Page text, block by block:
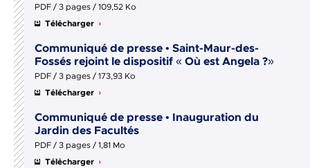
PDF / 3 pages / 109,52 Ko
Télécharger
Communiqué de presse • Saint-Maur-des-
Fossés rejoint le dispositif « Où est Angela ?»
PDF / 3 pages / 173,93 Ko
Télécharger
Communiqué de presse • Inauguration du
Jardin des Facultés
PDF / 3 pages / 1,81 Mo
Télécharger